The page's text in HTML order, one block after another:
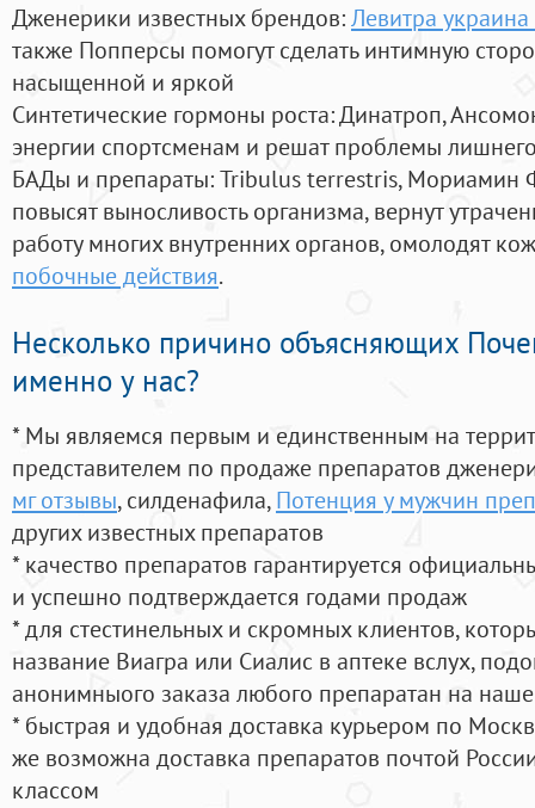
Дженерики известных брендов:Левитра украина
также Попперсы помогут сделать интимную
насыщенной и яркой
Синтетические гормоны роста: Динатроп,
энергии спортсменам и решат проблемы
БАДы и препараты:Tribulus terrestris, Мориамин
повысят выносливость организма, вернут
работу многих внутренних органов, омолодят
побочные действия.
Несколько причино объясняющих
именно у нас?
* Мы являемся первым и единственным на
представителем по продаже препаратов
мг отзывы, силденафила, Потенция у мужчин
других известных препаратов
* качество препаратов гарантируется
и успешно подтверждается годами продаж
* для стестинельных и скромных клиентов,
название Виагра или Сиалис в аптеке вслух,
анонимныого заказа любого препаратан на
* быстрая и удобная доставка курьером по
же возможна доставка препаратов почтой
классом